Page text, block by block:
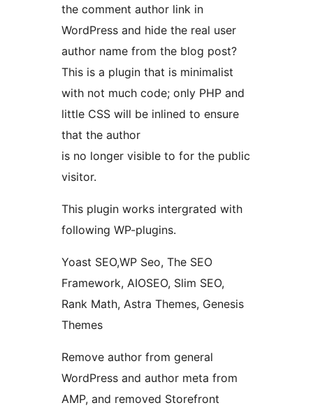
the comment author link in
WordPress and hide the real user
author name from the blog post?
This is a plugin that is minimalist
with not much code; only PHP and
little CSS will be inlined to ensure
that the author
is no longer visible to for the public
visitor.
This plugin works intergrated with
following WP-plugins.
Yoast SEO,WP Seo, The SEO
Framework, AIOSEO, Slim SEO,
Rank Math, Astra Themes, Genesis
Themes
Remove author from general
WordPress and author meta from
AMP, and removed Storefront